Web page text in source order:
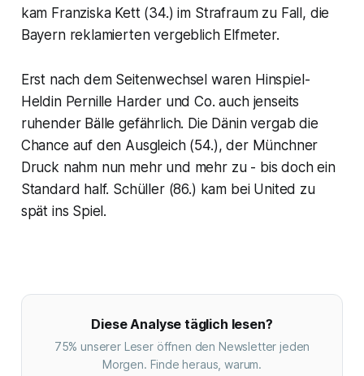
kam Franziska Kett (34.) im Strafraum zu Fall, die
Bayern reklamierten vergeblich Elfmeter.
Erst nach dem Seitenwechsel waren Hinspiel-
Heldin Pernille Harder und Co. auch jenseits
ruhender Bälle gefährlich. Die Dänin vergab die
Chance auf den Ausgleich (54.), der Münchner
Druck nahm nun mehr und mehr zu - bis doch ein
Standard half. Schüller (86.) kam bei United zu
spät ins Spiel.
Diese Analyse täglich lesen?
75% unserer Leser öffnen den Newsletter jeden
Morgen. Finde heraus, warum.